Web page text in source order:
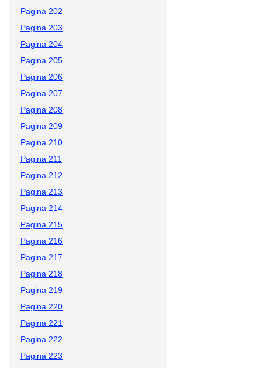
Pagina 202
Pagina 203
Pagina 204
Pagina 205
Pagina 206
Pagina 207
Pagina 208
Pagina 209
Pagina 210
Pagina 211
Pagina 212
Pagina 213
Pagina 214
Pagina 215
Pagina 216
Pagina 217
Pagina 218
Pagina 219
Pagina 220
Pagina 221
Pagina 222
Pagina 223